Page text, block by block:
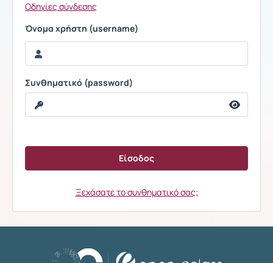
Οδηγίες σύνδεσης
Όνομα χρήστη (username)
Συνθηματικό (password)
Ξεχάσατε το συνθηματικό σας;